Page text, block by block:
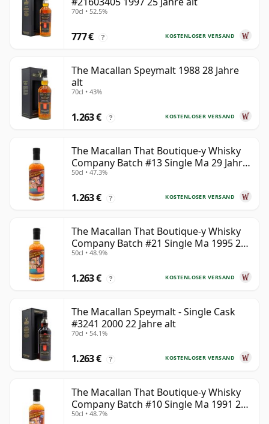
70cl • 52.5%
KOSTENLOSER VERSAND
777 € ?
The Macallan Speymalt 1988 28 Jahre
alt
70cl • 43%
KOSTENLOSER VERSAND
1.263 € ?
The Macallan That Boutique-y Whisky
Company Batch #13 Single Ma 29 Jahre
alt
50cl • 47.3%
KOSTENLOSER VERSAND
1.263 € ?
The Macallan That Boutique-y Whisky
Company Batch #21 Single Ma 1995 24
Jahre alt
50cl • 48.9%
KOSTENLOSER VERSAND
1.263 € ?
The Macallan Speymalt - Single Cask
#3241 2000 22 Jahre alt
70cl • 54.1%
KOSTENLOSER VERSAND
1.263 € ?
The Macallan That Boutique-y Whisky
Company Batch #10 Single Ma 1991 26
Jahre alt
50cl • 48.7%